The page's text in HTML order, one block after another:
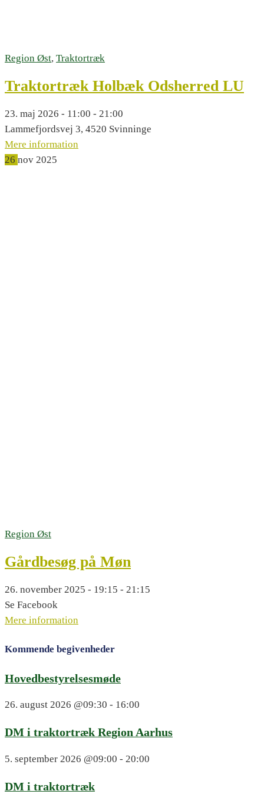
Region Øst, Traktortræk
Traktortræk Holbæk Odsherred LU
23. maj 2026 - 11:00 - 21:00
Lammefjordsvej 3, 4520 Svinninge
Mere information
26 nov 2025
Region Øst
Gårdbesøg på Møn
26. november 2025 - 19:15 - 21:15
Se Facebook
Mere information
Kommende begivenheder
Hovedbestyrelsesmøde
26. august 2026 @09:30 - 16:00
DM i traktortræk Region Aarhus
5. september 2026 @09:00 - 20:00
DM i traktortræk